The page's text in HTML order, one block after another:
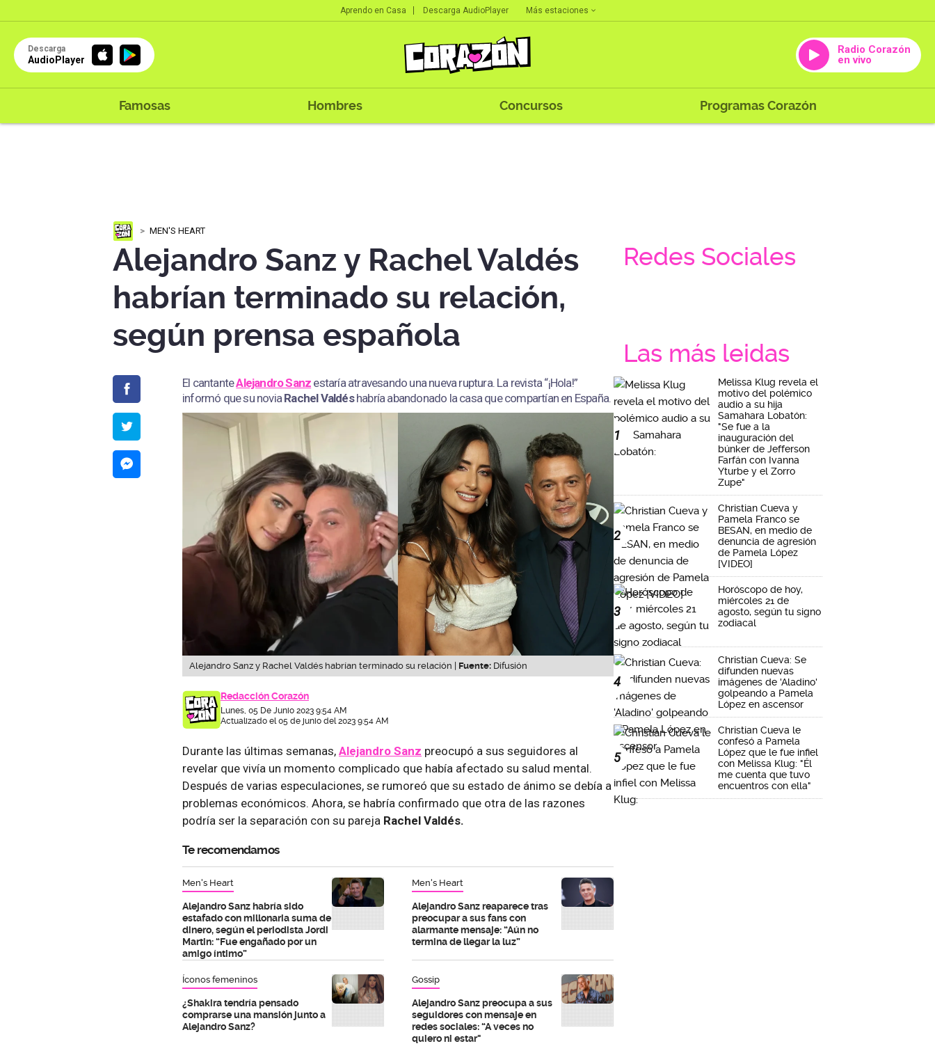
Aprendo en Casa Descarga AudioPlayer Más estaciones
Descarga
AudioPlayer
Radio Corazón
en vivo
Famosas Hombres Concursos Programas Corazón
MEN'S HEART
Alejandro Sanz y Rachel Valdés
habrían terminado su relación,
según prensa española
El cantanteAlejandro Sanz estaría atravesando una nueva ruptura. La revista “¡Hola!”
informó que su novia Rachel Valdéshabría abandonado la casa que compartían en España.
Alejandro Sanz y Rachel Valdés habrían terminado su relación | Fuente: Difusión
Redacción Corazón
Lunes, 05 De Junio 2023 9:54 AM
Actualizado el 05 de junio del 2023 9:54 AM
Durante las últimas semanas, Alejandro Sanz preocupó a sus seguidores al
revelar que vivía un momento complicado que había afectado su salud mental.
Después de varias especulaciones, se rumoreó que su estado de ánimo se debía a
problemas económicos. Ahora, se habría confirmado que otra de las razones
podría ser la separación con su pareja Rachel Valdés.
Te recomendamos
Men's Heart
Alejandro Sanz habría sido
estafado con millonaria suma de
dinero, según el periodista Jordi
Martin: “Fue engañado por un
amigo íntimo”
Men's Heart
Alejandro Sanz reaparece tras
preocupar a sus fans con
alarmante mensaje: “Aún no
termina de llegar la luz”
Íconos femeninos
¿Shakira tendría pensado
comprarse una mansión junto a
Alejandro Sanz?
Gossip
Alejandro Sanz preocupa a sus
seguidores con mensaje en
redes sociales: “A veces no
quiero ni estar"
Redes Sociales
Las más leidas
1
Melissa Klug revela el
motivo del polémico
audio a su hija
Samahara Lobatón:
"Se fue a la
inauguración del
búnker de Jefferson
Farfán con Ivanna
Yturbe y el Zorro
Zupe"
2
Christian Cueva y
Pamela Franco se
BESAN, en medio de
denuncia de agresión
de Pamela López
[VIDEO]
3
Horóscopo de hoy,
miércoles 21 de
agosto, según tu signo
zodiacal
4
Christian Cueva: Se
difunden nuevas
imágenes de 'Aladino'
golpeando a Pamela
López en ascensor
5
Christian Cueva le
confesó a Pamela
López que le fue infiel
con Melissa Klug: "Él
me cuenta que tuvo
encuentros con ella"